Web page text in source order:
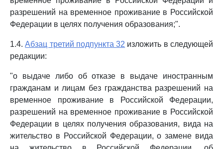
разрешений на временное проживание в Российской
Федерации в целях получения образования;".
1.4.Абзац третий подпункта 32 изложить в следующей
редакции:
"о выдаче либо об отказе в выдаче иностранным
гражданам и лицам без гражданства разрешений на
временное проживание в Российской Федерации,
разрешений на временное проживание в Российской
Федерации в целях получения образования, вида на
жительство в Российской Федерации, о замене вида